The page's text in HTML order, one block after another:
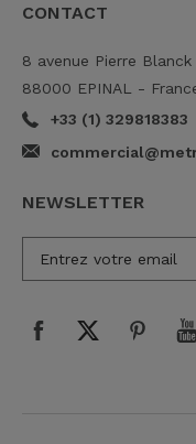
CONTACT
8 avenue Pierre
88000 EPINAL -
+33 (1) 329818383
NEWSLETTER